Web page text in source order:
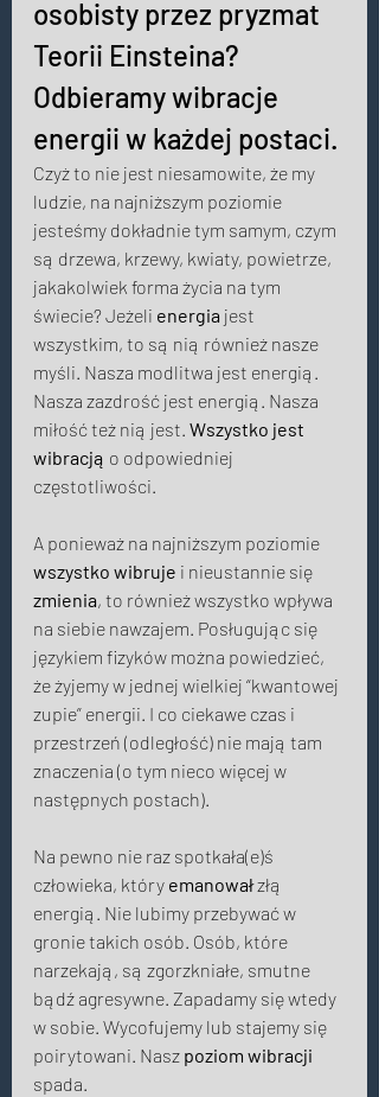
osobisty przez pryzmat
Teorii Einsteina?
Odbieramy wibracje
energii w każdej postaci.
Czyż to nie jest niesamowite, że my
ludzie, na najniższym poziomie
jesteśmy dokładnie tym samym, czym
są drzewa, krzewy, kwiaty, powietrze,
jakakolwiek forma życia na tym
świecie? Jeżeli energia jest
wszystkim, to są nią również nasze
myśli. Nasza modlitwa jest energią.
Nasza zazdrość jest energią. Nasza
miłość też nią jest. Wszystko jest
wibracją o odpowiedniej
częstotliwości.
A ponieważ na najniższym poziomie
wszystko wibruje i nieustannie się
zmienia, to również wszystko wpływa
na siebie nawzajem. Posługując się
językiem fizyków można powiedzieć,
że żyjemy w jednej wielkiej “kwantowej
zupie” energii. I co ciekawe czas i
przestrzeń (odległość) nie mają tam
znaczenia (o tym nieco więcej w
następnych postach).
Na pewno nie raz spotkała(e)ś
człowieka, który emanował złą
energią. Nie lubimy przebywać w
gronie takich osób. Osób, które
narzekają, są zgorzkniałe, smutne
bądź agresywne. Zapadamy się wtedy
w sobie. Wycofujemy lub stajemy się
poirytowani. Nasz poziom wibracji
spada.